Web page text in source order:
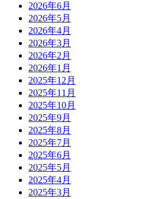
2026年6月
2026年5月
2026年4月
2026年3月
2026年2月
2026年1月
2025年12月
2025年11月
2025年10月
2025年9月
2025年8月
2025年7月
2025年6月
2025年5月
2025年4月
2025年3月